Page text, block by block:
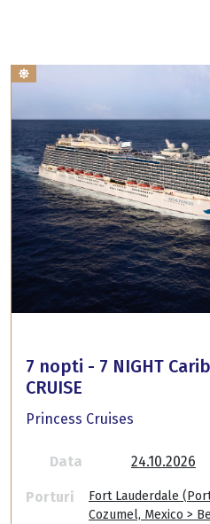
7 nopti - 7 NIGHT
CRUISE
Princess Cruises
Data 24.10.2026
Porturi
Fort Lauderdale
Cozumel, Mexico >